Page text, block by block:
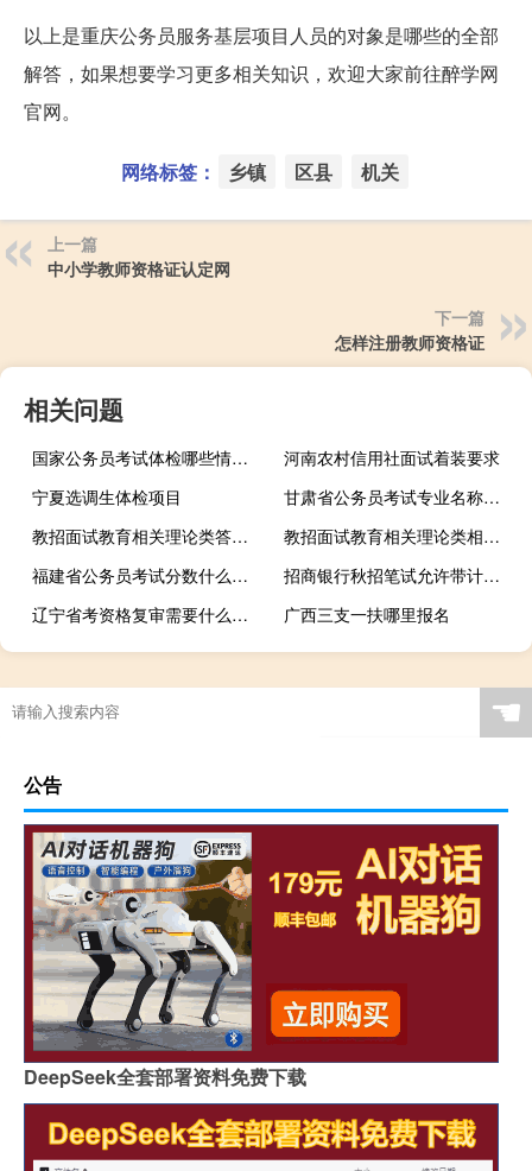
以上是重庆公务员服务基层项目人员的对象是哪些的全部
解答，如果想要学习更多相关知识，欢迎大家前往醉学网
官网。
网络标签： 乡镇 区县 机关
上一篇
中小学教师资格证认定网
下一篇
怎样注册教师资格证
相关问题
国家公务员考试体检哪些情况不合格
河南农村信用社面试着装要求
宁夏选调生体检项目
甘肃省公务员考试专业名称与职位要求专业不完全相同怎么办
教招面试教育相关理论类答辩内容
教招面试教育相关理论类相关答辩
福建省公务员考试分数什么时候出
招商银行秋招笔试允许带计算器吗
辽宁省考资格复审需要什么材料
广西三支一扶哪里报名
☚
公告
DeepSeek全套部署资料免费下载